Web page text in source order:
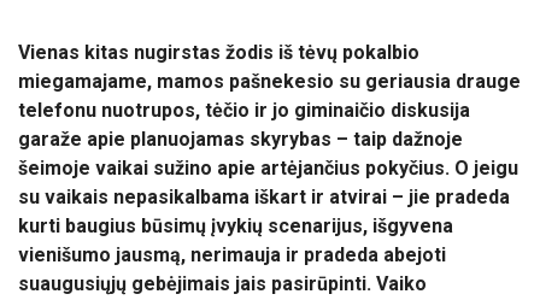
Vienas kitas nugirstas žodis iš tėvų pokalbio
miegamajame, mamos pašnekesio su geriausia drauge
telefonu nuotrupos, tėčio ir jo giminaičio diskusija
garaže apie planuojamas skyrybas – taip dažnoje
šeimoje vaikai sužino apie artėjančius pokyčius. O jeigu
su vaikais nepasikalbama iškart ir atvirai – jie pradeda
kurti baugius būsimų įvykių scenarijus, išgyvena
vienišumo jausmą, nerimauja ir pradeda abejoti
suaugusiųjų gebėjimais jais pasirūpinti. Vaiko